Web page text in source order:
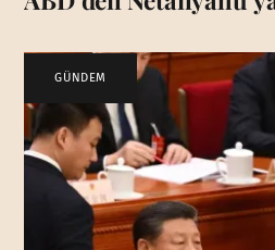
GÜNDEM